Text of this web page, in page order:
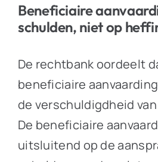
Beneficiaire
schulden, niet op
De rechtbank oordeelt
beneficiaire
de verschuldigdheid
De beneficiaire
uitsluitend op de